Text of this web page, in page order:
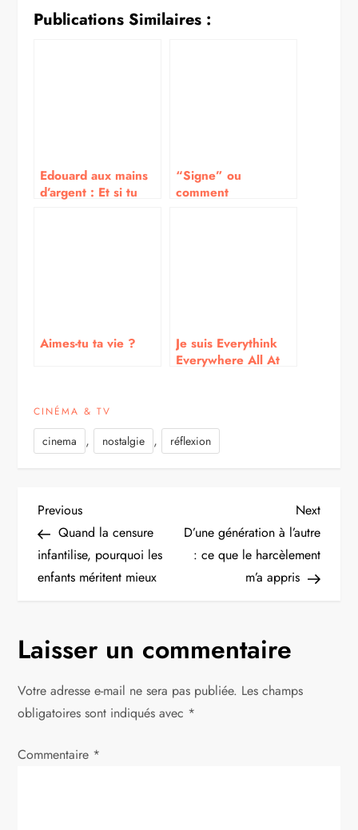
Publications Similaires :
Edouard aux mains
d’argent : Et si tu
“Signe” ou
comment
Aimes-tu ta vie ?
Je suis Everythink
Everywhere All At
CINÉMA & TV
cinema , nostalgie , réflexion
Navigation
de
l’article
Previous
Post
Previous
Quand la censure
infantilise, pourquoi les
enfants méritent mieux
Next
Post
Next
D’une génération à l’autre
: ce que le harcèlement
m’a appris
Laisser un commentaire
Votre adresse e-mail ne sera pas publiée. Les champs
obligatoires sont indiqués avec *
Commentaire *